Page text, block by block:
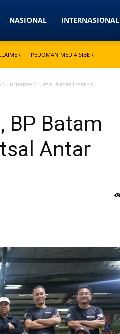
NASIONAL INTERNASIONAL
PEDOMAN MEDIA SIBER
Turnamen Futsal Antar Instansi
BP Batam
Antar